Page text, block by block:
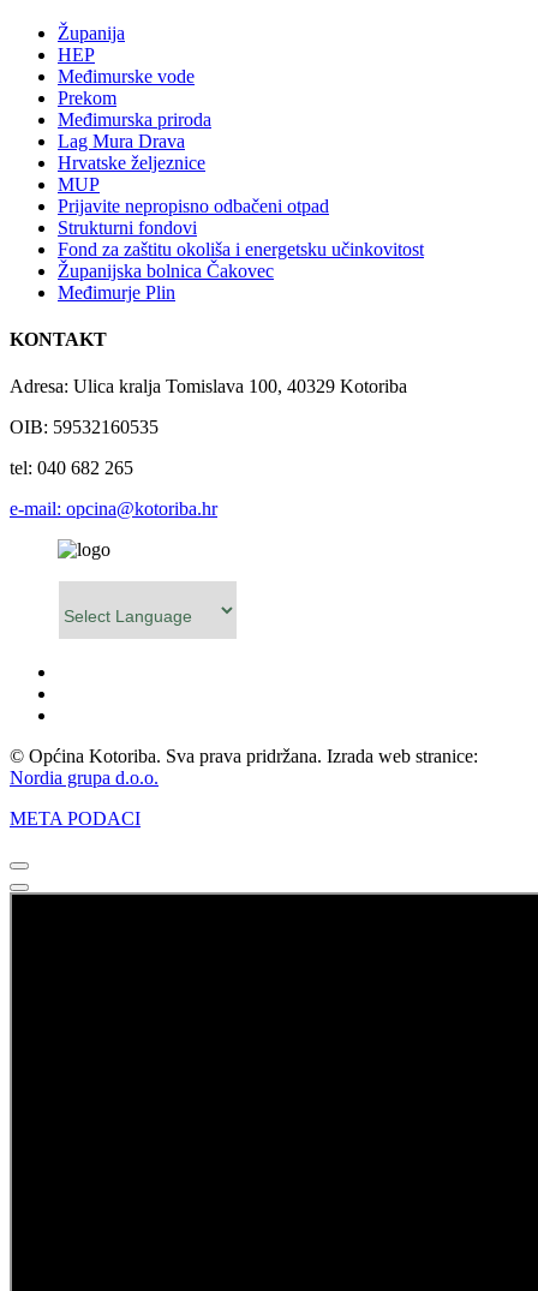
Županija
HEP
Međimurske vode
Prekom
Međimurska priroda
Lag Mura Drava
Hrvatske željeznice
MUP
Prijavite nepropisno odbačeni otpad
Strukturni fondovi
Fond za zaštitu okoliša i energetsku učinkovitost
Županijska bolnica Čakovec
Međimurje Plin
KONTAKT
Adresa: Ulica kralja Tomislava 100, 40329 Kotoriba
OIB: 59532160535
tel: 040 682 265
e-mail: opcina@kotoriba.hr
© Općina Kotoriba. Sva prava pridržana. Izrada web stranice:
Nordia grupa d.o.o.
META PODACI